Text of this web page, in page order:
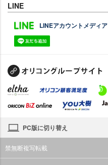
LINE
LINEアカウントメディア
PC版に切り替え
禁無断複写転載